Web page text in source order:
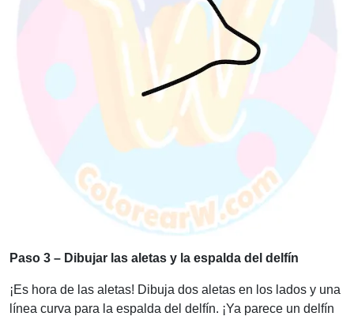
Paso 3 – Dibujar las aletas y la espalda del delfín
¡Es hora de las aletas! Dibuja dos aletas en los lados y una
línea curva para la espalda del delfín. ¡Ya parece un delfín